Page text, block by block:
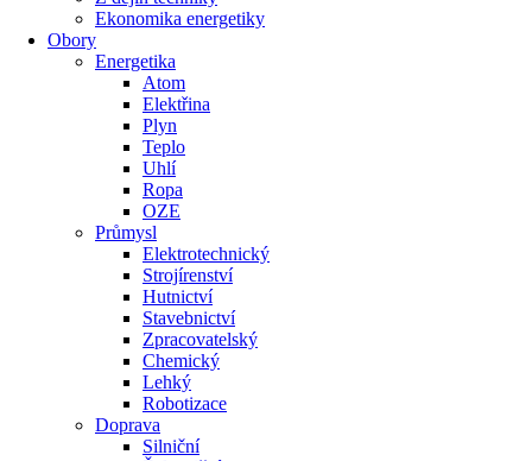
Ekonomika energetiky
Obory
Energetika
Atom
Elektřina
Plyn
Teplo
Uhlí
Ropa
OZE
Průmysl
Elektrotechnický
Strojírenství
Hutnictví
Stavebnictví
Zpracovatelský
Chemický
Lehký
Robotizace
Doprava
Silniční